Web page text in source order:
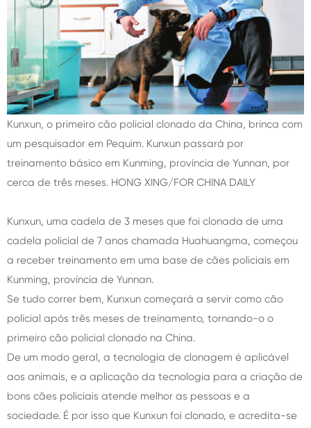
Kunxun, o primeiro cão policial clonado da China, brinca com
um pesquisador em Pequim. Kunxun passará por
treinamento básico em Kunming, província de Yunnan, por
cerca de três meses. HONG XING/FOR CHINA DAILY
Kunxun, uma cadela de 3 meses que foi clonada de uma
cadela policial de 7 anos chamada Huahuangma, começou
a receber treinamento em uma base de cães policiais em
Kunming, província de Yunnan.
Se tudo correr bem, Kunxun começará a servir como cão
policial após três meses de treinamento, tornando-o o
primeiro cão policial clonado na China.
De um modo geral, a tecnologia de clonagem é aplicável
aos animais, e a aplicação da tecnologia para a criação de
bons cães policiais atende melhor as pessoas e a
sociedade. É por isso que Kunxun foi clonado, e acredita-se